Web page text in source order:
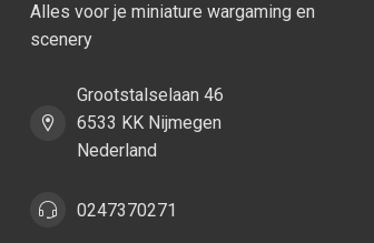
Alles voor je miniature wargaming en
scenery
Grootstalselaan 46
6533 KK Nijmegen
Nederland
0247370271